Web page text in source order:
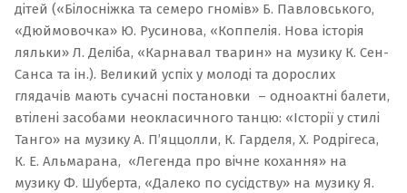
дітей («Білосніжка та семеро гномів» Б. Павловського,
«Дюймовочка» Ю. Русинова, «Коппелія. Нова історія
ляльки» Л. Деліба, «Карнавал тварин» на музику К. Сен-
Санса та ін.). Великий успіх у молоді та дорослих
глядачів мають сучасні постановки – одноактні балети,
втілені засобами неокласичного танцю: «Історії у стилі
Танго» на музику А. П’яццолли, К. Гарделя, Х. Родрігеса,
К. Е. Альмарана, «Легенда про вічне кохання» на
музику Ф. Шуберта, «Далеко по сусідству» на музику Я.